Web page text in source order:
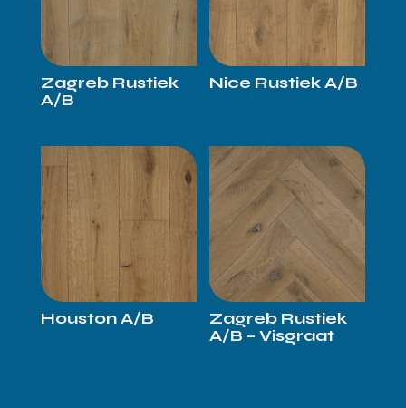
Zagreb Rustiek
A/B
Nice Rustiek A/B
Houston A/B
Zagreb Rustiek
A/B – Visgraat